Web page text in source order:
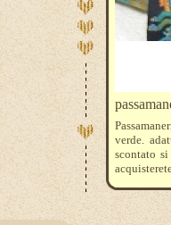
verde.
scontato